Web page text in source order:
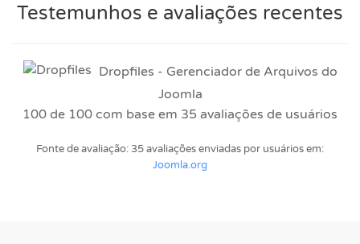
Testemunhos e avaliações recentes
Dropfiles - Gerenciador de Arquivos do
Joomla
100 de 100 com base em 35 avaliações de usuários
Fonte de avaliação: 35 avaliações enviadas por usuários em:
Joomla.org